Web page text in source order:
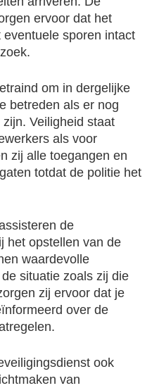
ervoor dat het
sporen intact
om in dergelijke
betreden als er nog
Veiligheid staat
als voor
zij alle toegangen en
totdat de politie het
de
het opstellen van de
waardevolle
situatie zoals zij die
zij ervoor dat je
over de
ook
van